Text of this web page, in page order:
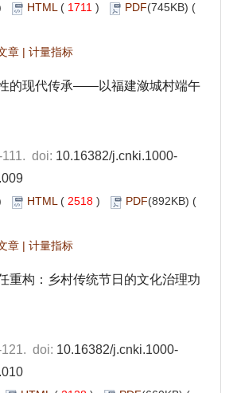
HTML( 1711 ) PDF(745KB) (
章 | 计量指标
的现代传承——以福建潋城村端午
doi: 10.16382/j.cnki.1000-
HTML( 2518 ) PDF(892KB) (
章 | 计量指标
重构：乡村传统节日的文化治理功
doi: 10.16382/j.cnki.1000-